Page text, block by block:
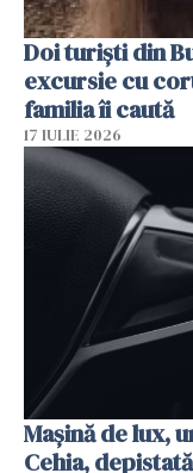
Doi turiști din
excursie cu
familia îi caută
17 IULIE 2026
Mașină de lux,
Cehia,